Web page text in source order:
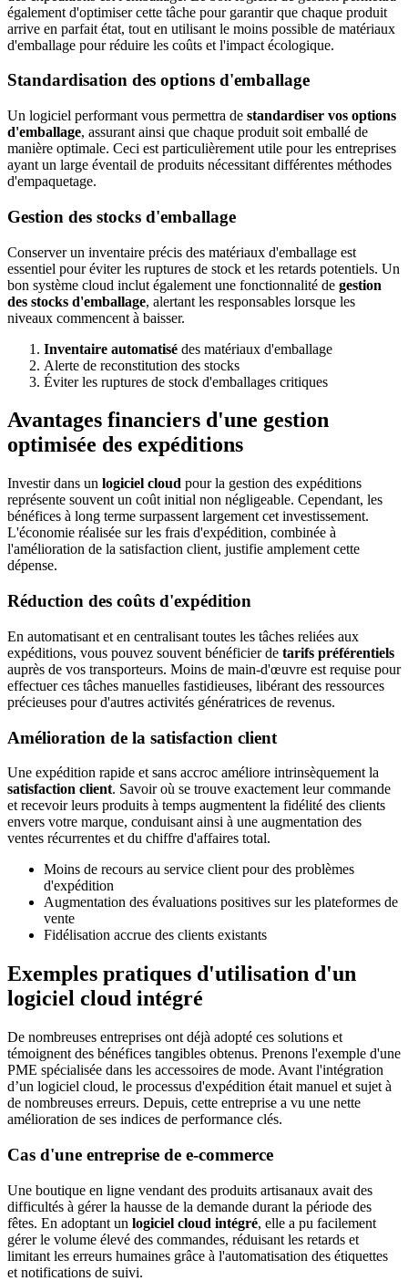
également d'optimiser cette tâche pour garantir que chaque produit
arrive en parfait état, tout en utilisant le moins possible de matériaux
d'emballage pour réduire les coûts et l'impact écologique.
Standardisation des options d'emballage
Un logiciel performant vous permettra de standardiser vos options
d'emballage, assurant ainsi que chaque produit soit emballé de
manière optimale. Ceci est particulièrement utile pour les entreprises
ayant un large éventail de produits nécessitant différentes méthodes
d'empaquetage.
Gestion des stocks d'emballage
Conserver un inventaire précis des matériaux d'emballage est
essentiel pour éviter les ruptures de stock et les retards potentiels. Un
bon système cloud inclut également une fonctionnalité de gestion
des stocks d'emballage, alertant les responsables lorsque les
niveaux commencent à baisser.
Inventaire automatisé des matériaux d'emballage
Alerte de reconstitution des stocks
Éviter les ruptures de stock d'emballages critiques
Avantages financiers d'une gestion
optimisée des expéditions
Investir dans un logiciel cloud pour la gestion des expéditions
représente souvent un coût initial non négligeable. Cependant, les
bénéfices à long terme surpassent largement cet investissement.
L'économie réalisée sur les frais d'expédition, combinée à
l'amélioration de la satisfaction client, justifie amplement cette
dépense.
Réduction des coûts d'expédition
En automatisant et en centralisant toutes les tâches reliées aux
expéditions, vous pouvez souvent bénéficier de tarifs préférentiels
auprès de vos transporteurs. Moins de main-d'œuvre est requise pour
effectuer ces tâches manuelles fastidieuses, libérant des ressources
précieuses pour d'autres activités génératrices de revenus.
Amélioration de la satisfaction client
Une expédition rapide et sans accroc améliore intrinsèquement la
satisfaction client. Savoir où se trouve exactement leur commande
et recevoir leurs produits à temps augmentent la fidélité des clients
envers votre marque, conduisant ainsi à une augmentation des
ventes récurrentes et du chiffre d'affaires total.
Moins de recours au service client pour des problèmes
d'expédition
Augmentation des évaluations positives sur les plateformes de
vente
Fidélisation accrue des clients existants
Exemples pratiques d'utilisation d'un
logiciel cloud intégré
De nombreuses entreprises ont déjà adopté ces solutions et
témoignent des bénéfices tangibles obtenus. Prenons l'exemple d'une
PME spécialisée dans les accessoires de mode. Avant l'intégration
d’un logiciel cloud, le processus d'expédition était manuel et sujet à
de nombreuses erreurs. Depuis, cette entreprise a vu une nette
amélioration de ses indices de performance clés.
Cas d'une entreprise de e-commerce
Une boutique en ligne vendant des produits artisanaux avait des
difficultés à gérer la hausse de la demande durant la période des
fêtes. En adoptant un logiciel cloud intégré, elle a pu facilement
gérer le volume élevé des commandes, réduisant les retards et
limitant les erreurs humaines grâce à l'automatisation des étiquettes
et notifications de suivi.